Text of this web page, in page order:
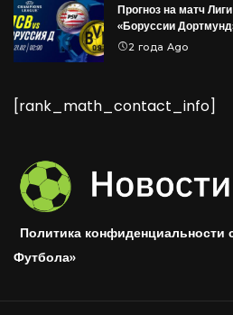
Прогноз на матч
«Боруссии
2 года Ago
[rank_math_contact_info]
Политика конфиденциальности
Футбола»